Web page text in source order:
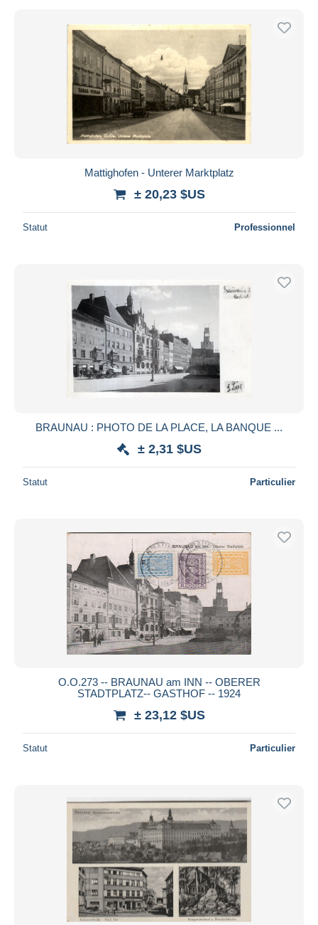
Mattighofen - Unterer Marktplatz
± 20,23 $US
Statut Professionnel
BRAUNAU : PHOTO DE LA PLACE, LA BANQUE ...
± 2,31 $US
Statut Particulier
O.O.273 -- BRAUNAU am INN -- OBERER
STADTPLATZ-- GASTHOF -- 1924
± 23,12 $US
Statut Particulier